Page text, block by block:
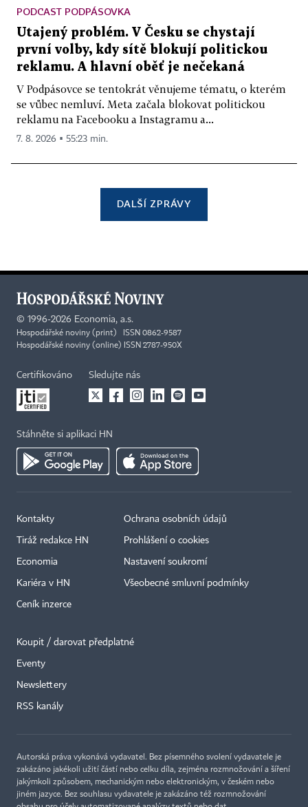
PODCAST PODPÁSOVKA
Utajený problém. V Česku se chystají
první volby, kdy sítě blokují politickou
reklamu. A hlavní oběť je nečekaná
V Podpásovce se tentokrát věnujeme tématu, o kterém
se vůbec nemluví. Meta začala blokovat politickou
reklamu na Facebooku a Instagramu a...
7. 8. 2026 ▪ 55:23 min.
DALŠÍ ZPRÁVY
© 1996-2026 Economia, a.s.
Hospodářské noviny (print) ISSN 0862-9587
Hospodářské noviny (online) ISSN 2787-950X
Certifikováno Sledujte nás
Stáhněte si aplikaci HN
Kontakty
Tiráž redakce HN
Economia
Kariéra v HN
Ceník inzerce
Ochrana osobních údajů
Prohlášení o cookies
Nastavení soukromí
Všeobecné smluvní podmínky
Koupit / darovat předplatné
Eventy
Newslettery
RSS kanály
Autorská práva vykonává vydavatel. Bez písemného svolení vydavatele je
zakázáno jakékoli užití částí nebo celku díla, zejména rozmnožování a šíření
jakýmkoli způsobem, mechanickým nebo elektronickým, v českém nebo
jiném jazyce. Bez souhlasu vydavatele je zakázáno též rozmnožování